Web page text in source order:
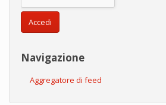
Accedi
Navigazione
Aggregatore di feed